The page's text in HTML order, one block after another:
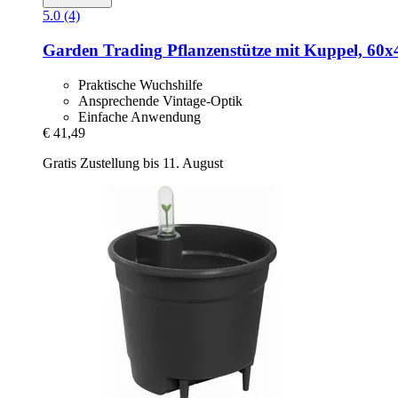
5.0 (4)
Garden Trading Pflanzenstütze mit Kuppel,
Praktische Wuchshilfe
Ansprechende Vintage-Optik
Einfache Anwendung
€ 41,49
Gratis Zustellung bis 11. August